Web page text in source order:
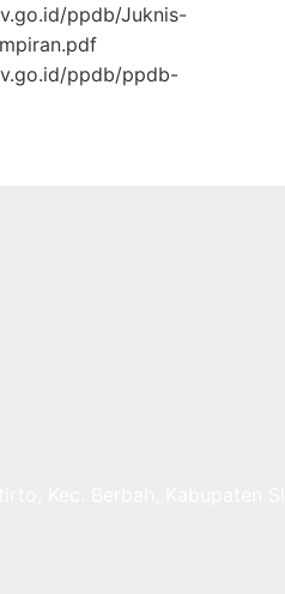
ppdb/Juknis-
ppdb/ppdb-